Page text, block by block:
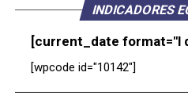
INDICADORES
[current_date
[wpcode id="10142"]